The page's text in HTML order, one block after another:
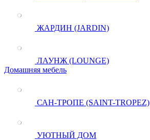
ЖАРДИН (JARDIN)
ЛАУНЖ (LOUNGE)
Домашняя мебель
САН-ТРОПЕ (SAINT-TROPEZ)
УЮТНЫЙ ДОМ